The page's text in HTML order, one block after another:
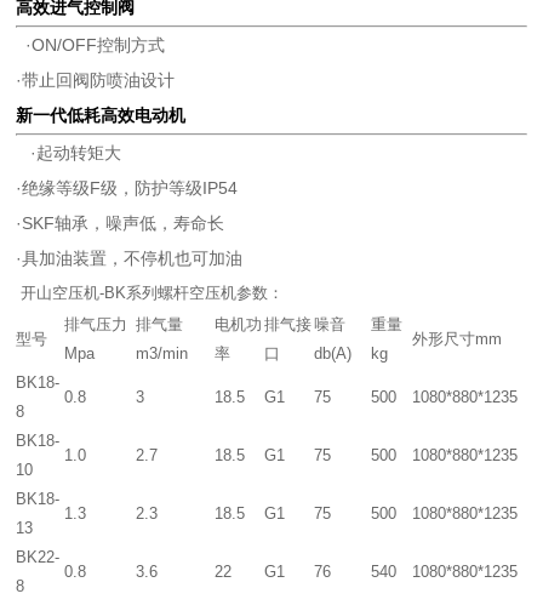
高效进气控制阀
·ON/OFF控制方式
·带止回阀防喷油设计
新一代低耗高效电动机
·起动转矩大
·绝缘等级F级，防护等级IP54
·SKF轴承，噪声低，寿命长
·具加油装置，不停机也可加油
开山空压机-BK系列螺杆空压机参数：
型号
排气压力
Mpa
排气量
m3/min
电机功
率
排气接
口
噪音
db(A)
重量
kg
外形尺寸mm
BK18-
8
0.8 3 18.5 G1 75 500 1080*880*1235
BK18-
10
1.0 2.7 18.5 G1 75 500 1080*880*1235
BK18-
13
1.3 2.3 18.5 G1 75 500 1080*880*1235
BK22-
8
0.8 3.6 22 G1 76 540 1080*880*1235